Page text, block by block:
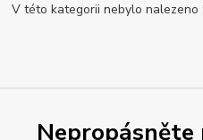
V této kategorii nebylo nalezeno
Nepropásněte